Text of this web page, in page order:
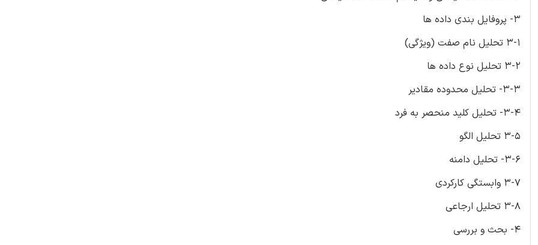
3- پروفایل بندی داده ها
3-1 تحلیل نام صفت (ویژگی)
3-2 تحلیل نوع داده ها
3-3- تحلیل محدوده مقادیر
3-4- تحلیل کلید منحصر به فرد
3-5 تحلیل الگو
3-6- تحلیل دامنه
3-7 وابستگی کارکردی
3-8 تحلیل ارجاعی
4- بحث و بررسی